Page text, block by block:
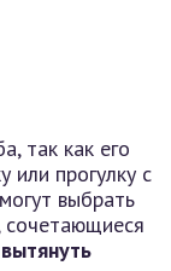
так как его
или прогулку с
могут выбрать
сочетающиеся